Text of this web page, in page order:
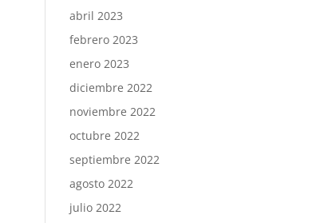
abril 2023
febrero 2023
enero 2023
diciembre 2022
noviembre 2022
octubre 2022
septiembre 2022
agosto 2022
julio 2022